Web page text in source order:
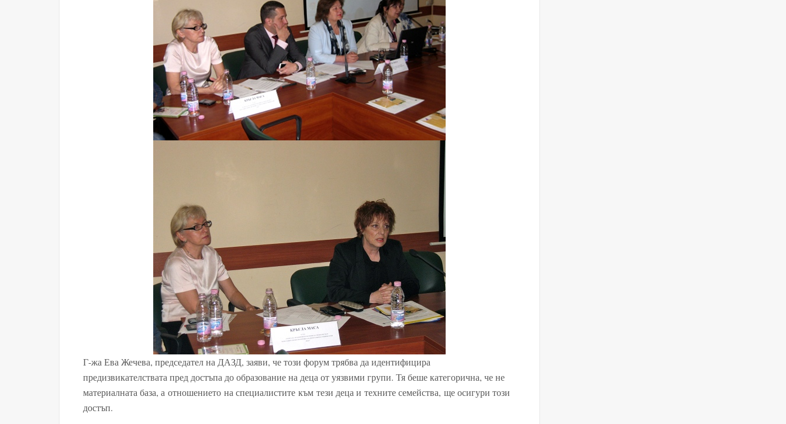
Г-жа Ева Жечева, председател на ДАЗД, заяви, че този форум трябва да идентифицира
предизвикателствата пред достъпа до образование на деца от уязвими групи. Тя беше категорична, че не
материалната база, а отношението на специалистите към тези деца и техните семейства, ще осигури този
достъп.